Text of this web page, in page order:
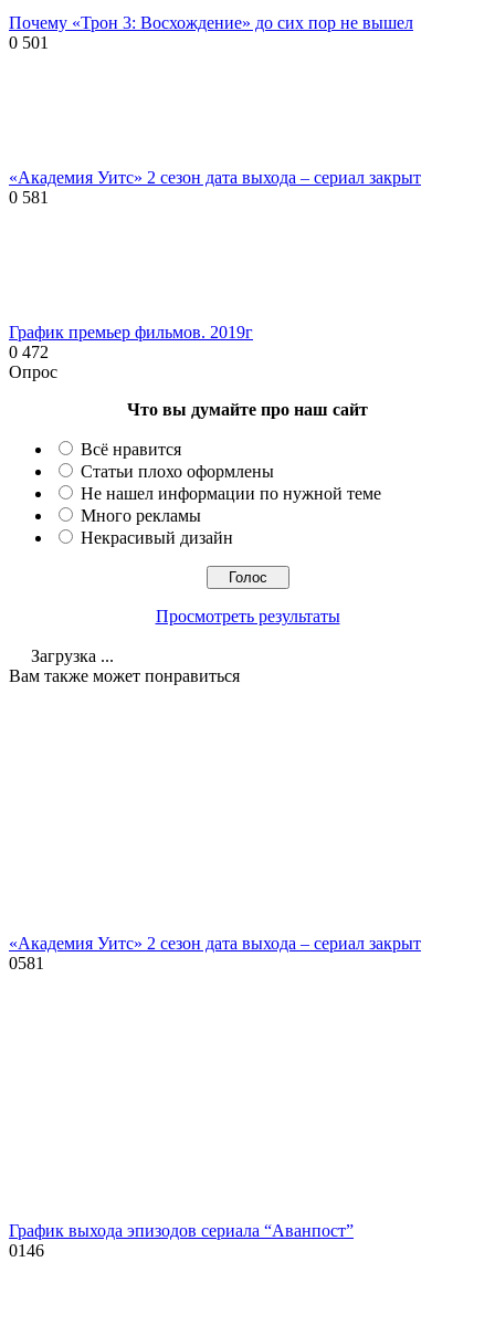
Почему «Трон 3: Восхождение» до сих пор не вышел
0 501
«Академия Уитс» 2 сезон дата выхода – сериал закрыт
0 581
График премьер фильмов. 2019г
0 472
Опрос
Что вы думайте про наш сайт
Всё нравится
Статьи плохо оформлены
Не нашел информации по нужной теме
Много рекламы
Некрасивый дизайн
Просмотреть результаты
Загрузка ...
Вам также может понравиться
«Академия Уитс» 2 сезон дата выхода – сериал закрыт
0581
График выхода эпизодов сериала “Аванпост”
0146